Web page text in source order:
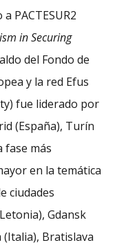
PACTESUR2
in Securing
del Fondo de
y la red Efus
fue liderado por
(España), Turín
fase más
en la temática
ciudades
Gdansk
Bratislava